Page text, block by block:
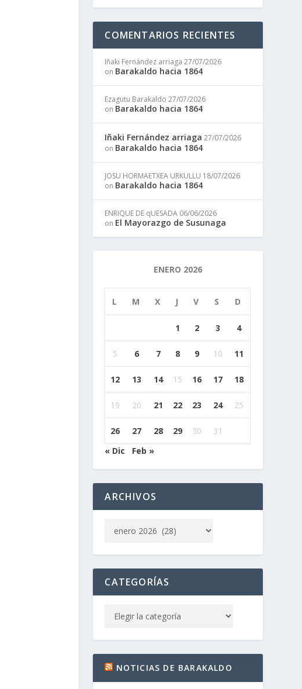
COMENTARIOS RECIENTES
Iñaki Fernández arriaga 27/07/2026
on Barakaldo hacia 1864
Ezagutu Barakaldo 27/07/2026
on Barakaldo hacia 1864
Iñaki Fernández arriaga 27/07/2026
on Barakaldo hacia 1864
JOSU HORMAETXEA URKULLU 18/07/2026
on Barakaldo hacia 1864
ENRIQUE DE qUESADA 06/06/2026
on El Mayorazgo de Susunaga
ENERO 2026
L M X J V S D
1 2 3 4
5 6 7 8 9 10 11
12 13 14 15 16 17 18
19 20 21 22 23 24 25
26 27 28 29 30
31
« Dic
Feb »
ARCHIVOS
CATEGORÍAS
NOTICIAS DE BARAKALDO